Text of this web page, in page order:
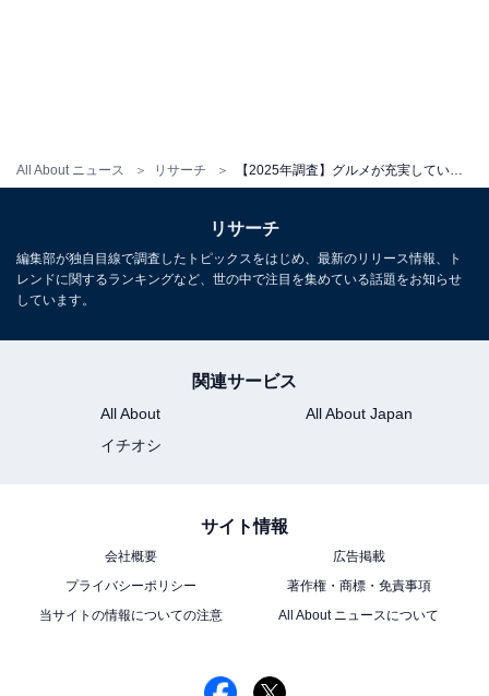
All About ニュース リサーチ
リサーチ
編集部が独自目線で調査したトピックスをはじめ、最新のリリース情報、ト
レンドに関するランキングなど、世の中で注目を集めている話題をお知らせ
しています。
関連サービス
All About
All About Japan
イチオシ
サイト情報
会社概要
広告掲載
プライバシーポリシー
著作権・商標・免責事項
当サイトの情報についての注意
All About ニュースについて